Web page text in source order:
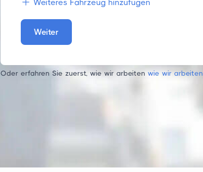
Weiteres Fahrzeug hinzufügen
Weiter
Oder erfahren Sie zuerst, wie wir arbeitenwie wir arbeiten